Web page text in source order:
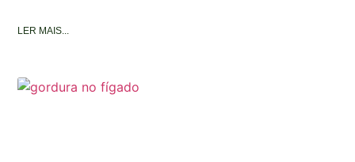
LER MAIS...